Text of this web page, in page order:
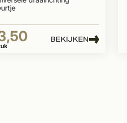
BEKIJKEN